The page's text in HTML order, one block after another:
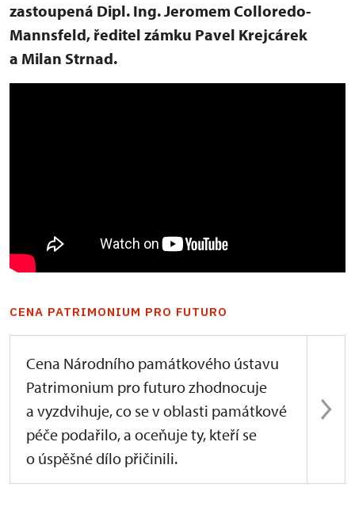
zastoupená Dipl. Ing. Jeromem Colloredo-
Mannsfeld, ředitel zámku Pavel Krejcárek
a Milan Strnad.
CENA PATRIMONIUM PRO FUTURO
Cena Národního památkového ústavu
Patrimonium pro futuro zhodnocuje
a vyzdvihuje, co se v oblasti památkové
péče podařilo, a oceňuje ty, kteří se
o úspěšné dílo přičinili.